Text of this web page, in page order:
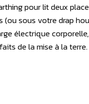
pour lit deux
(ou sous votre drap
électrique
de la mise à la